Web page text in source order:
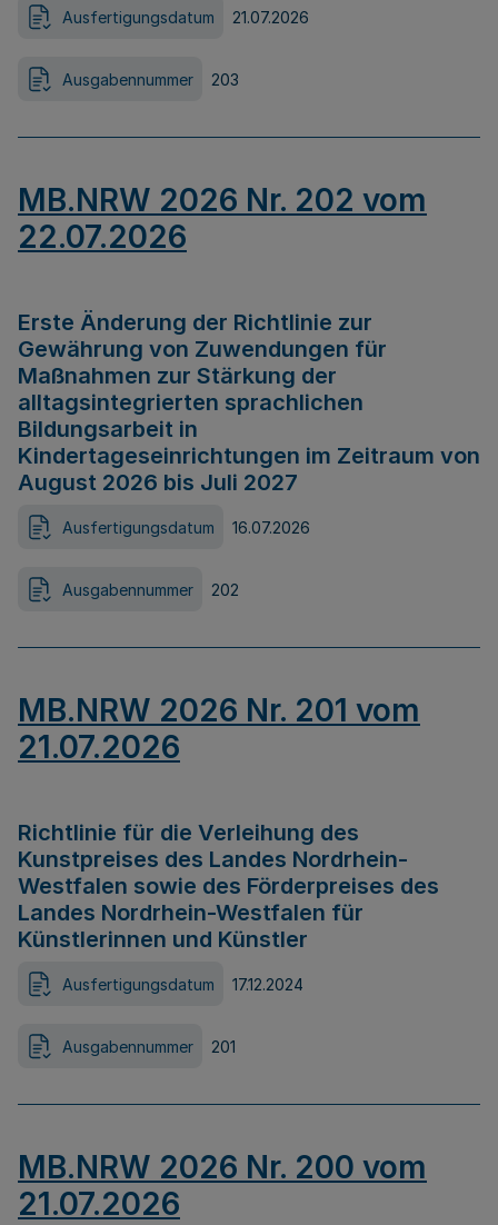
Ausfertigungsdatum 21.07.2026
Ausgabennummer 203
MB.NRW 2026 Nr. 202 vom
22.07.2026
Erste Änderung der Richtlinie zur
Gewährung von Zuwendungen für
Maßnahmen zur Stärkung der
alltagsintegrierten sprachlichen
Bildungsarbeit in
Kindertageseinrichtungen im Zeitraum von
August 2026 bis Juli 2027
Ausfertigungsdatum 16.07.2026
Ausgabennummer 202
MB.NRW 2026 Nr. 201 vom
21.07.2026
Richtlinie für die Verleihung des
Kunstpreises des Landes Nordrhein-
Westfalen sowie des Förderpreises des
Landes Nordrhein-Westfalen für
Künstlerinnen und Künstler
Ausfertigungsdatum 17.12.2024
Ausgabennummer 201
MB.NRW 2026 Nr. 200 vom
21.07.2026